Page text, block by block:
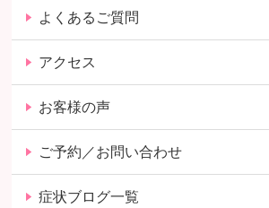
よくあるご質問
アクセス
お客様の声
ご予約／お問い合わせ
症状ブログ一覧